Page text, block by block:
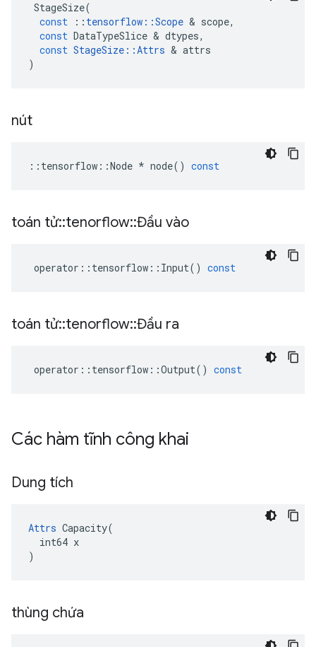
StageSize(
const
:: tensorflow ::Scope & scope,
const DataTypeSlice & dtypes,
const StageSize ::Attrs & attrs
)
nút
:: tensorflow ::Node * node() const
toán tử::tenorflow::Đầu vào
operator :: tensorflow :: Input() const
toán tử::tenorflow::Đầu ra
operator :: tensorflow ::Output() const
Các hàm tĩnh công khai
Dung tích
Attrs Capacity(
  int64 x
)
thùng chứa